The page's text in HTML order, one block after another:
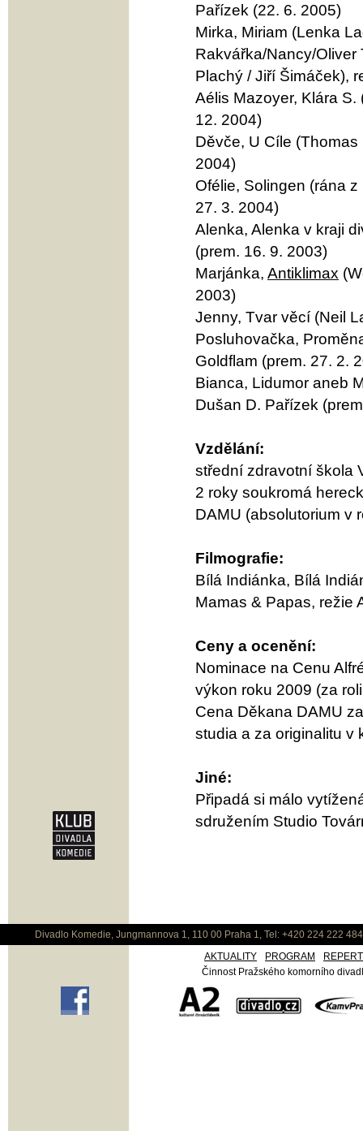
Pařízek (22. 6. 2005)
Mirka, Miriam (Lenka
Rakvářka/Nancy/Oliver
Plachý / Jiří Šimáček),
Aélis Mazoyer, Klára
12. 2004)
Děvče, U Cíle
2004)
Ofélie, Solingen (rána
27. 3. 2004)
Alenka, Alenka v kraji
(prem. 16. 9. 2003)
Marjánka, Antiklimax
2003)
Jenny, Tvar věcí (Neil
Posluhovačka,
Goldflam (prem. 27. 2.
Bianca, Lidumor aneb
Dušan D. Pařízek
Vzdělání:
střední zdravotní škola
2 roky soukromá
DAMU (absolutorium v
Filmografie:
Bílá Indiánka, Bílá
Mamas & Papas, režie
Ceny a ocenění:
Nominace na Cenu
výkon roku 2009 (za
Cena Děkana DAMU
studia a za originalitu v
Jiné:
Připadá si málo
sdružením Studio
Divadlo Komedie, Jungmannova 1, 110 00 Praha 1, Tel: +420 224 222
AKTUALITY
PROGRAM
Činnost Pražského komorního